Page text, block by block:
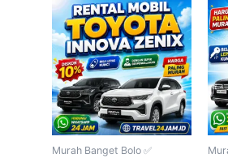
Murah Banget Bolo ✅